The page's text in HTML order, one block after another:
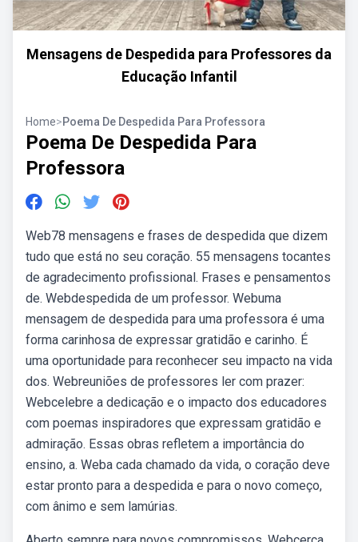
Mensagens de Despedida para Professores da
Educação Infantil
Home>Poema De Despedida Para Professora
Poema De Despedida Para
Professora
Web78 mensagens e frases de despedida que dizem
tudo que está no seu coração. 55 mensagens tocantes
de agradecimento profissional. Frases e pensamentos
de. Webdespedida de um professor. Webuma
mensagem de despedida para uma professora é uma
forma carinhosa de expressar gratidão e carinho. É
uma oportunidade para reconhecer seu impacto na vida
dos. Webreuniões de professores ler com prazer:
Webcelebre a dedicação e o impacto dos educadores
com poemas inspiradores que expressam gratidão e
admiração. Essas obras refletem a importância do
ensino, a. Weba cada chamado da vida, o coração deve
estar pronto para a despedida e para o novo começo,
com ânimo e sem lamúrias.